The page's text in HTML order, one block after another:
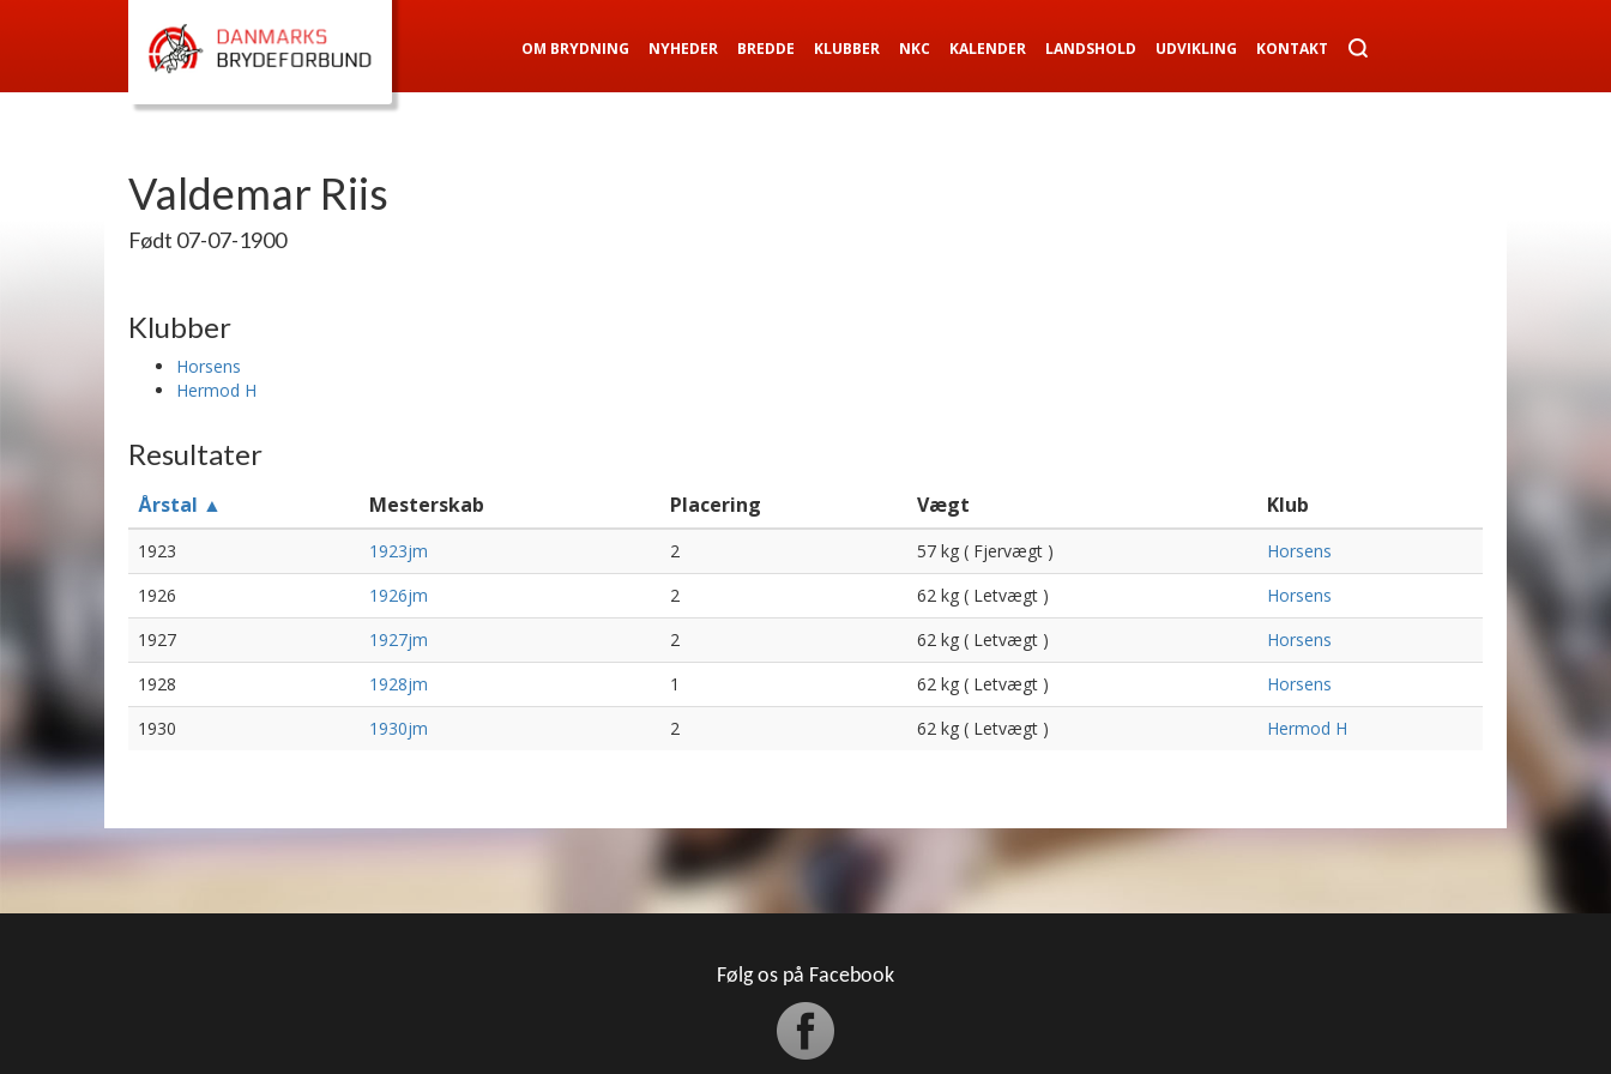
OM BRYDNING NYHEDER BREDDE KLUBBER NKC KALENDER LANDSHOLD UDVIKLING KONTAKT
Valdemar Riis
Født 07-07-1900
Klubber
Horsens
Hermod H
Resultater
Årstal ▲ Mesterskab Placering Vægt Klub
1923 1923jm 2 57 kg ( Fjervægt )
Horsens
1926
1926jm 2 62 kg ( Letvægt )
Horsens
1927
1927jm 2 62 kg ( Letvægt )
Horsens
1928
1928jm 1 62 kg ( Letvægt )
Horsens
1930
1930jm 2 62 kg ( Letvægt ) Hermod H
Følg os på Facebook